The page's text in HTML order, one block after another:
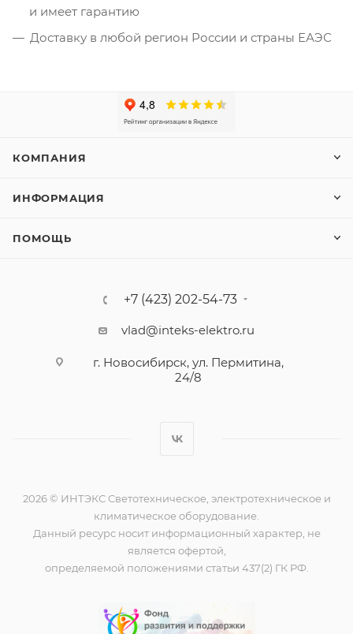
и имеет гарантию
Доставку в любой регион России и страны ЕАЭС
КОМПАНИЯ
ИНФОРМАЦИЯ
ПОМОЩЬ
+7 (423) 202-54-73
vlad@inteks-elektro.ru
г. Новосибирск, ул. Пермитина,
24/8
2026 © ИНТЭКС Светотехническое, электротехническое и
климатическое оборудование.
Данный ресурс носит информационный характер, не
является офертой,
определяемой положениями статьи 437(2) ГК РФ.